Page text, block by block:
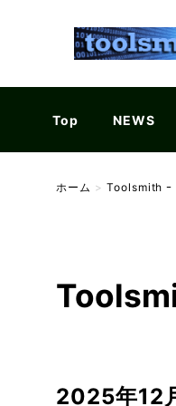
Top NEWS
ホーム > Toolsmith ｰ
2025年12